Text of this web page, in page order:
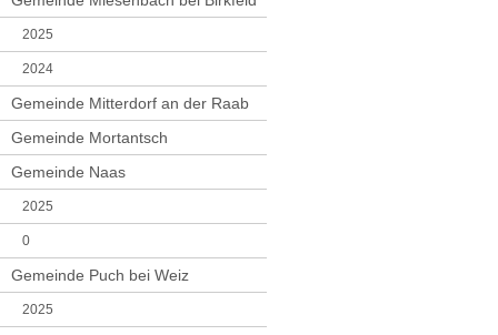
2025
2024
Gemeinde Mitterdorf an der Raab
Gemeinde Mortantsch
Gemeinde Naas
2025
0
Gemeinde Puch bei Weiz
2025